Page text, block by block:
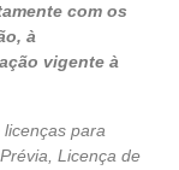
com os
à
vigente à
para
Licença de